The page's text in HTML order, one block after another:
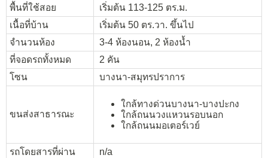
พื้นที่ใช้สอย
เริ่มต้น 113-125 ตร.ม.
เนื้อที่บ้าน
เริ่มต้น 50 ตร.วา. ขึ้นไป
จำนวนห้อง
3-4 ห้องนอน, 2 ห้องน้ำ
ที่จอดรถทั้งหมด
2 คัน
โซน
บางนา-สมุทรปราการ
ขนส่งสาธารณะ
ใกล้ทางด่วนบางนา-บางปะกง
ใกล้ถนนวงแหวนรอบนอก
ใกล้ถนนมอเตอร์เวย์
รถโดยสารที่ผ่าน n/a